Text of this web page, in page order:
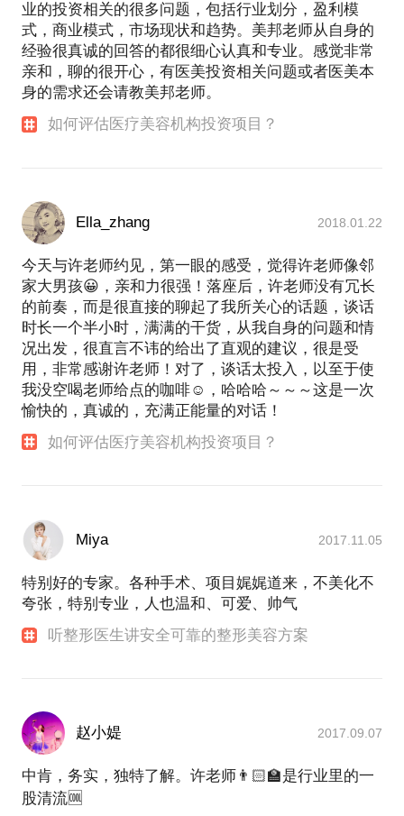
业的投资相关的很多问题，包括行业划分，盈利模
式，商业模式，市场现状和趋势。美邦老师从自身的
经验很真诚的回答的都很细心认真和专业。感觉非常
亲和，聊的很开心，有医美投资相关问题或者医美本
身的需求还会请教美邦老师。
如何评估医疗美容机构投资项目？
Ella_zhang 2018.01.22
今天与许老师约见，第一眼的感受，觉得许老师像邻
家大男孩😀，亲和力很强！落座后，许老师没有冗长
的前奏，而是很直接的聊起了我所关心的话题，谈话
时长一个半小时，满满的干货，从我自身的问题和情
况出发，很直言不讳的给出了直观的建议，很是受
用，非常感谢许老师！对了，谈话太投入，以至于使
我没空喝老师给点的咖啡☺️，哈哈哈～～～这是一次
愉快的，真诚的，充满正能量的对话！
如何评估医疗美容机构投资项目？
Miya 2017.11.05
特别好的专家。各种手术、项目娓娓道来，不美化不
夸张，特别专业，人也温和、可爱、帅气
听整形医生讲安全可靠的整形美容方案
赵小媞 2017.09.07
中肯，务实，独特了解。许老师👨🏻‍🏫是行业里的一
股清流🆒